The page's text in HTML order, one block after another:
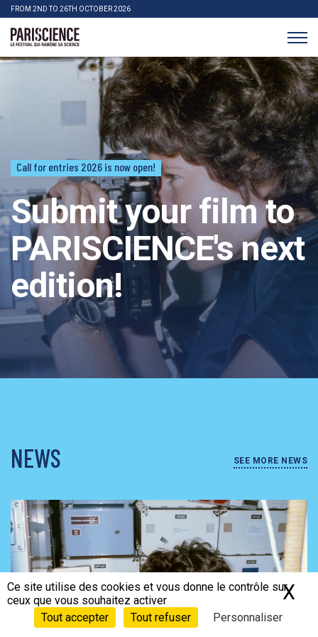
>Go to content
FROM 2ND TO 26TH OCTOBER 2026
Call for entries 2026 is now open!
Submit your film to
PARISCIENCE's next
edition!
NEWS SEE MORE NEWS
Panneau de gestion des cookies
Ce site utilise des cookies et vous donne le contrôle sur
ceux que vous souhaitez activer
Tout accepter
Tout refuser Personnaliser
X